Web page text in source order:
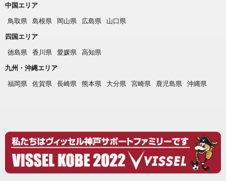
中国エリア
鳥取県
島根県 岡山県 広島県
山口県
四国エリア
徳島県
香川県 愛媛県
高知県
九州・沖縄エリア
福岡県
佐賀県 長崎県 熊本県 大分県 宮崎県 鹿児島県 沖縄県